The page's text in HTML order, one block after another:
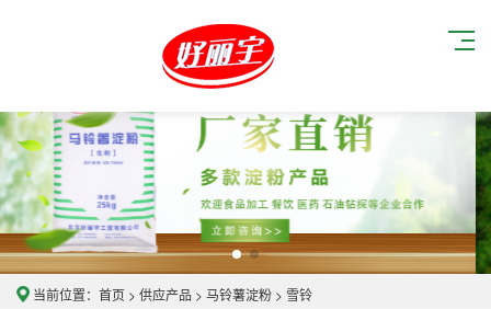
当前位置： 首页 > 供应产品 > 马铃薯淀粉 > 雪铃